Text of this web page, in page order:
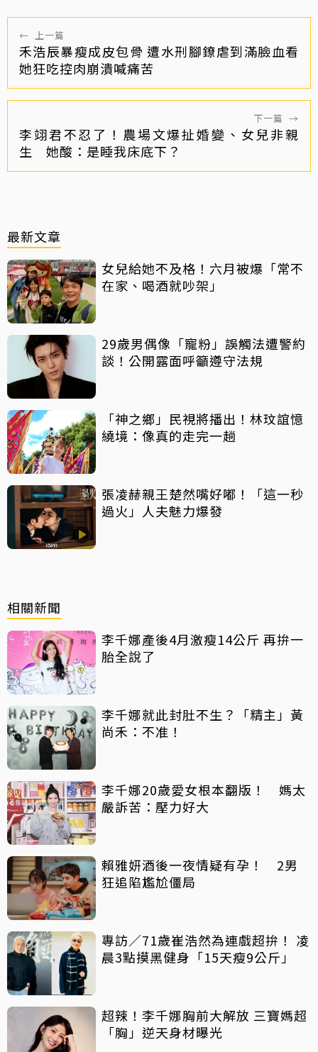
← 上一篇
禾浩辰暴瘦成皮包骨 遭水刑腳鐐虐到滿臉血看
她狂吃控肉崩潰喊痛苦
下一篇 →
李翊君不忍了！農場文爆扯婚變、女兒非親
生 她酸：是睡我床底下？
最新文章
女兒給她不及格！六月被爆「常不
在家、喝酒就吵架」
29歲男偶像「寵粉」誤觸法遭警約
談！公開露面呼籲遵守法規
「神之鄉」民視將播出！林玟誼憶
繞境：像真的走完一趟
張凌赫親王楚然嘴好嘟！「這一秒
過火」人夫魅力爆發
相關新聞
李千娜產後4月激瘦14公斤 再拚一
胎全說了
李千娜就此封肚不生？「精主」黃
尚禾：不准！
李千娜20歲愛女根本翻版！ 媽太
嚴訴苦：壓力好大
賴雅妍酒後一夜情疑有孕！ 2男
狂追陷尷尬僵局
專訪／71歲崔浩然為連戲超拚！ 凌
晨3點摸黑健身「15天瘦9公斤」
超辣！李千娜胸前大解放 三寶媽超
「胸」逆天身材曝光